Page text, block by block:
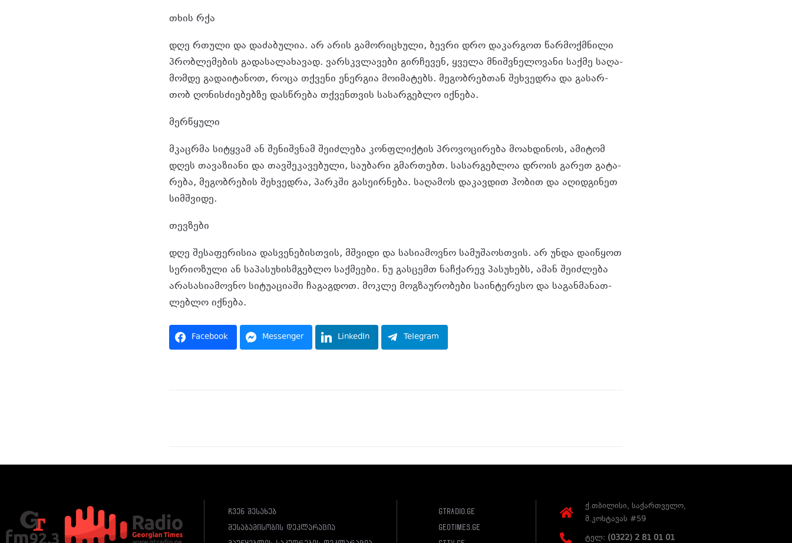
თხის რქა
დღე რთუ­ლი და და­ძა­ბუ­ლია. არ არის გა­მო­რი­ცხუ­ლი, ბევ­რი დრო და­კარ­გოთ წარ­მოქ­მნი­ლი
პრობ­ლე­მე­ბის გა­და­სა­ლა­ხა­ვად. ვარ­სკვლა­ვე­ბი გირ­ჩე­ვენ, ყვე­ლა მნიშ­ვნე­ლო­ვა­ნი საქ­მე სა­ღა­
მომ­დე გა­და­ი­ტა­ნოთ, როცა თქვე­ნი ენერ­გია მო­ი­მა­ტებს. მე­გობ­რებ­თან შეხ­ვედ­რა და გა­სარ­
თობ ღო­ნის­ძი­ე­ბებ­ზე დას­წრე­ბა თქვენ­თვის სა­სარ­გებ­ლო იქ­ნე­ბა.
მერ­წყუ­ლი
მკაცრ­მა სი­ტყვამ ან შე­ნიშ­ვნამ შე­იძ­ლე­ბა კონ­ფლიქ­ტის პრო­ვო­ცი­რე­ბა მო­ახ­დი­ნოს, ამი­ტომ
დღეს თა­ვა­ზი­ა­ნი და თავ­შე­კა­ვე­ბუ­ლი, სა­უ­ბა­რი გმარ­თებთ. სა­სარ­გებ­ლოა დრო­ის გა­რეთ გა­ტა­
რე­ბა, მე­გობ­რე­ბის შეხ­ვედ­რა, პარკში გა­სე­ირ­ნე­ბა. სა­ღა­მოს და­კავ­დით ჰო­ბით და აღიდ­გი­ნეთ
სიმ­შვი­დე.
თევ­ზე­ბი
დღე შე­სა­ფე­რი­სია დას­ვე­ნე­ბის­თვის, მშვი­დი და სა­სი­ა­მოვ­ნო სა­მუ­შა­ოს­თვის. არ უნდა და­ი­წყოთ
სე­რი­ო­ზუ­ლი ან სა­პა­სუ­ხის­მგებ­ლო საქ­მე­ე­ბი. ნუ გას­ცემთ ნაჩ­ქა­რევ პა­სუ­ხებს, ამან შე­იძ­ლე­ბა
არა­ს­ა­სი­ა­მოვ­ნო სი­ტუ­ა­ცი­ა­ში ჩა­გაგ­დოთ. მოკ­ლე მოგ­ზა­უ­რო­ბე­ბი სა­ინ­ტე­რე­სო და სა­გან­მა­ნათ­
ლებ­ლო იქ­ნე­ბა.
Facebook Messenger LinkedIn Telegram
ჩვენ შესახებ
შესაბამისობის დეკლარაცია
gtradio.ge
geotimes.ge
ქ.თბილისი, საქართველო,
მ.კოსტავას #59
ტელ: (0322) 2 81 01 01